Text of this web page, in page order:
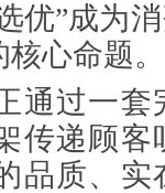
优”成为
心命题。
通过一套
传递顾客
品质、实